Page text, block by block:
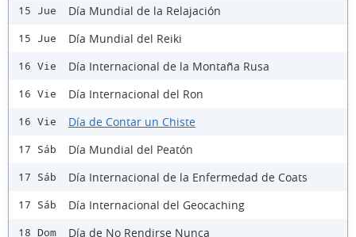
15 Jue Día Mundial de la Relajación
15 Jue Día Mundial del Reiki
16 Vie Día Internacional de la Montaña Rusa
16 Vie Día Internacional del Ron
16 Vie Día de Contar un Chiste
17 Sáb Día Mundial del Peatón
17 Sáb Día Internacional de la Enfermedad de Coats
17 Sáb Día Internacional del Geocaching
18 Dom Día de No Rendirse Nunca